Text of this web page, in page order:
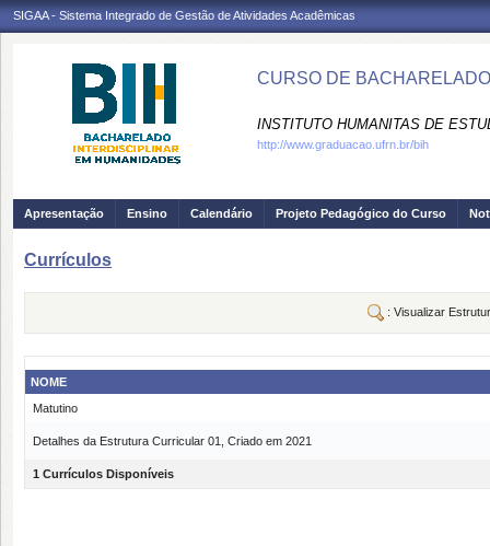
SIGAA - Sistema Integrado de Gestão de Atividades Acadêmicas
CURSO DE
INSTITUTO HUMANITAS DE
http://www.graduacao.ufrn.br/bih
Apresentação Ensino Calendário Projeto Pedagógico do Curso
Currículos
: Visualizar
NOME
Matutino
Detalhes da Estrutura Curricular 01, Criado em 2021
1 Currículos Disponíveis